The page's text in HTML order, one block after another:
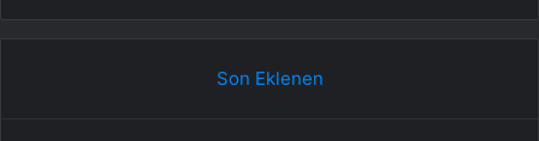
Son Eklenen